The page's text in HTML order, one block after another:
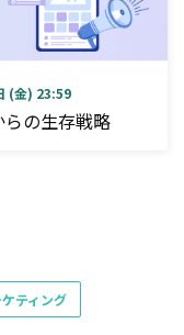
(金) 23:59
の生存戦略
ティング